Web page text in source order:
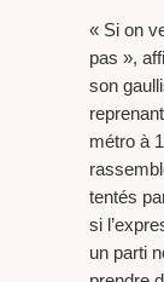
« Si on
pas »,
son
métro à
tentés
si
un parti